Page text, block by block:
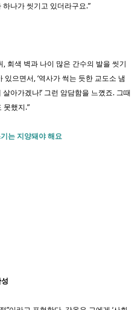
나가 씻기고 있더라구요.”
회색 벽과 나이 많은 간수의 발을 씻기
으면서, ‘역사가 썩는 듯한 교도소 냄
아가겠나!’ 그런 암담함을 느꼈죠. 그때
못했지.”
는 지양돼야 해요